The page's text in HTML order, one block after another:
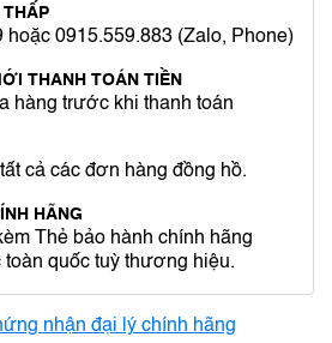
THẤP
hoặc 0915.559.883 (Zalo, Phone)
THANH TOÁN TIỀN
hàng trước khi thanh toán
cả các đơn hàng đồng hồ.
HÃNG
Thẻ bảo hành chính hãng
toàn quốc tuỳ thương hiệu.
nhận đại lý chính hãng